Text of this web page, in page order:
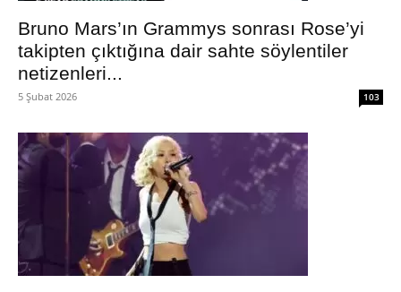
Bruno Mars’ın Grammys sonrası Rose’yi
takipten çıktığına dair sahte söylentiler
netizenleri...
5 Şubat 2026 103